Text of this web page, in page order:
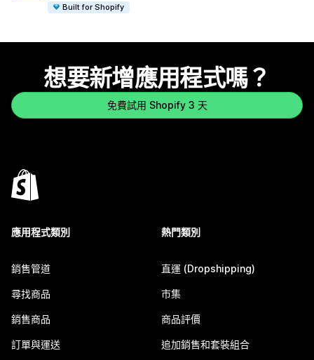
Built for Shopify
想要新增應用程式嗎？
免費試用 Shopify 3 天
應用程式類別
銷售管道
尋找商品
銷售商品
訂單與運送
熱門類別
直運 (Dropshipping)
市集
商品評價
追加銷售和套裝組合